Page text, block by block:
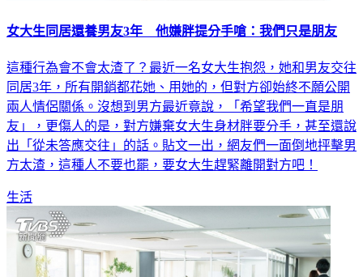
女大生同居還養男友3年 他嫌胖提分手嗆：我們只是朋友
這種行為會不會太渣了？最近一名女大生抱怨，她和男友交往
同居3年，所有開銷都花她、用她的，但對方卻始終不願公開
兩人情侶關係。沒想到男方最近竟說，「希望我們一直是朋
友」，更傷人的是，對方嫌棄女大生身材胖要分手，甚至還說
出「從未答應交往」的話。貼文一出，網友們一面倒地抨擊男
方太渣，這種人不要也罷，要女大生趕緊離開對方吧！
生活